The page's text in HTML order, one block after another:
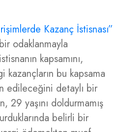
Kazanç İstisnası”
odaklanmayla
kapsamını,
kazançların bu kapsama
edileceğini detaylı bir
29 yaşını doldurmamış
belirli bir